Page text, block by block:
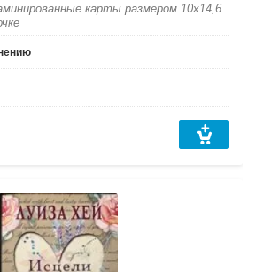
карты размером 10х14,6